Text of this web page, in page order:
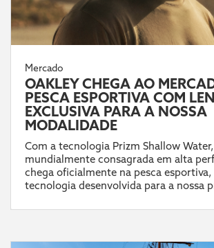
Mercado
OAKLEY CHEGA AO
PESCA ESPORTIVA COM
EXCLUSIVA PARA A NOSSA
MODALIDADE
Com a tecnologia Prizm Shallow
mundialmente consagrada em alta
chega oficialmente na pesca esportiva,
tecnologia desenvolvida para a nossa